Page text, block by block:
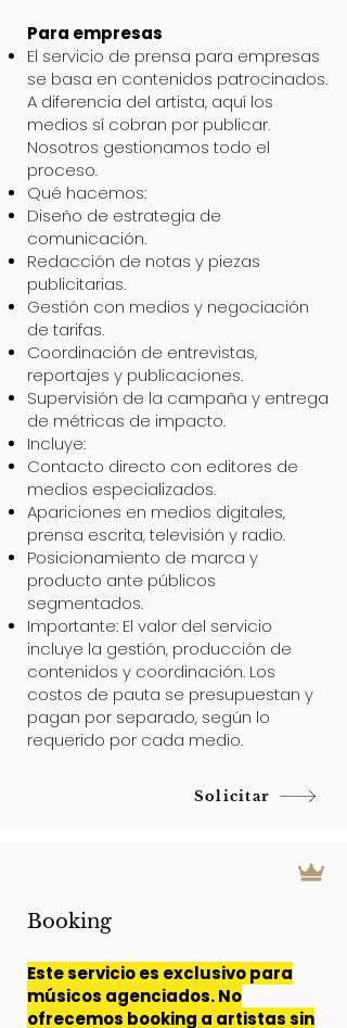
Para empresas
El servicio de prensa para empresas
se basa en contenidos patrocinados.
A diferencia del artista, aquí los
medios sí cobran por publicar.
Nosotros gestionamos todo el
proceso.
Qué hacemos:
Diseño de estrategia de
comunicación.
Redacción de notas y piezas
publicitarias.
Gestión con medios y negociación
de tarifas.
Coordinación de entrevistas,
reportajes y publicaciones.
Supervisión de la campaña y entrega
de métricas de impacto.
Incluye:
Contacto directo con editores de
medios especializados.
Apariciones en medios digitales,
prensa escrita, televisión y radio.
Posicionamiento de marca y
producto ante públicos
segmentados.
Importante: El valor del servicio
incluye la gestión, producción de
contenidos y coordinación. Los
costos de pauta se presupuestan y
pagan por separado, según lo
requerido por cada medio.
Solicitar
Booking
Este servicio es exclusivo para
músicos agenciados. No
ofrecemos booking a artistas sin